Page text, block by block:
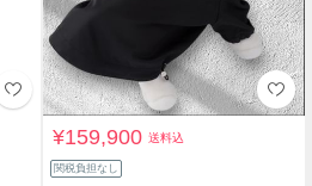
¥159,900送料込
関税負担なし